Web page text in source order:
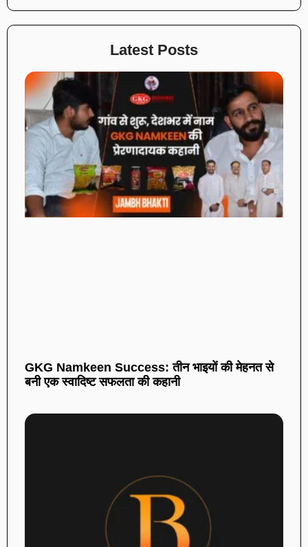
Latest Posts
GKG Namkeen Success: तीन भाइयों की मेहनत से
बनी एक स्वादिष्ट सफलता की कहानी